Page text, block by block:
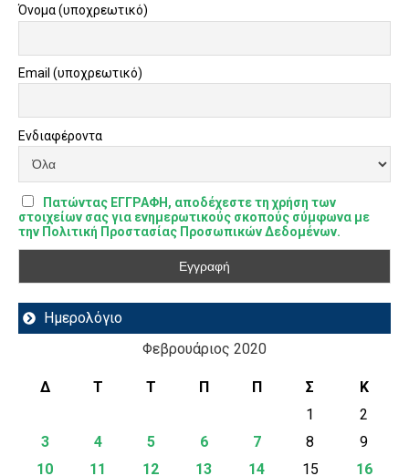
Όνομα (υποχρεωτικό)
Email (υποχρεωτικό)
Ενδιαφέροντα
Πατώντας ΕΓΓΡΑΦΗ, αποδέχεστε τη χρήση των
στοιχείων σας για ενημερωτικούς σκοπούς σύμφωνα με
την Πολιτική Προστασίας Προσωπικών Δεδομένων.
Ημερολόγιο
Φεβρουάριος 2020
Δ Τ Τ Π Π Σ
Κ
1
2
3
4 5 6 7 8
9
10
11 12 13 14 15
16